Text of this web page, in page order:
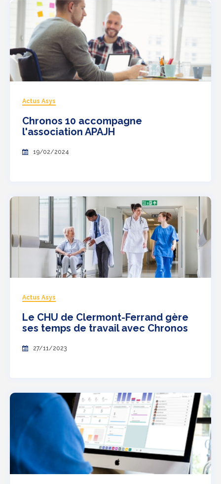
Actus Asys
Chronos 10 accompagne
l'association APAJH
19/02/2024
Actus Asys
Le CHU de Clermont-Ferrand gère
ses temps de travail avec Chronos
27/11/2023